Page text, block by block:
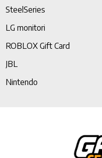
SteelSeries
LG monitori
ROBLOX Gift Card
JBL
Nintendo